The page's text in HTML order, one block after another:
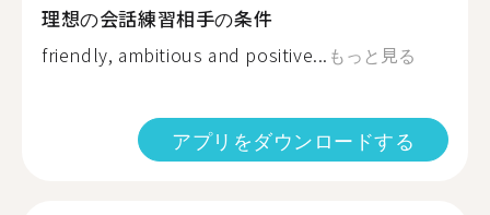
理想の会話練習相手の条件
friendly, ambitious and positive... もっと見る
アプリをダウンロードする